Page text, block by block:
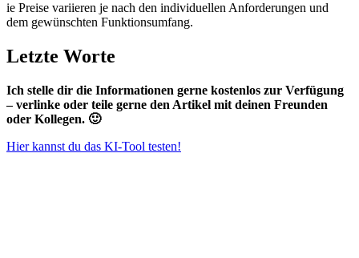
ie Preise variieren je nach den individuellen Anforderungen und
dem gewünschten Funktionsumfang.
Letzte Worte
Ich stelle dir die Informationen gerne kostenlos zur Verfügung
– verlinke oder teile gerne den Artikel mit deinen Freunden
oder Kollegen. 🙂
Hier kannst du das KI-Tool testen!